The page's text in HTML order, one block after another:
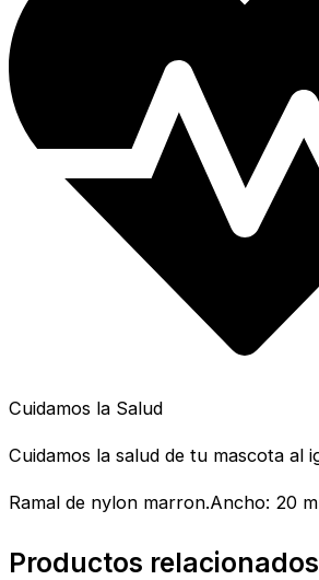
Cuidamos la Salud
Cuidamos la salud de tu mascota al
Ramal de nylon marron.Ancho: 20
Productos relacionados